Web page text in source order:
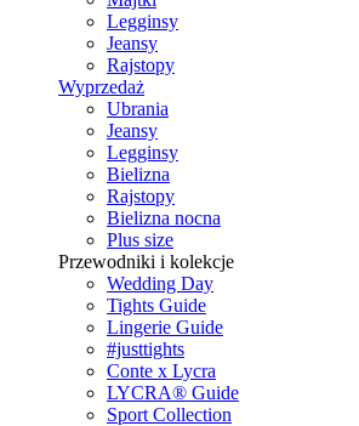
Legginsy
Jeansy
Rajstopy
Wyprzedaż
Ubrania
Jeansy
Legginsy
Bielizna
Rajstopy
Bielizna nocna
Plus size
Przewodniki i kolekcje
Wedding Day
Tights Guide
Lingerie Guide
#justtights
Conte x Lycra
LYCRA® Guide
Sport Сollection